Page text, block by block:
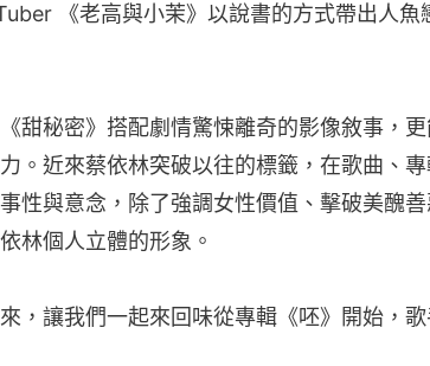
《老高與小茉》以說書的方式帶出人魚
甜秘密》搭配劇情驚悚離奇的影像敘事，
。近來蔡依林突破以往的標籤，在歌曲、
性與意念，除了強調女性價值、擊破美醜
林個人立體的形象。
，讓我們一起來回味從專輯《呸》開始，